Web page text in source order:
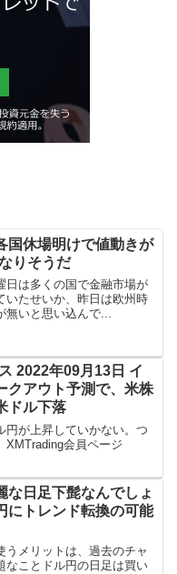
国休場明けで値動きが
りそうだ
日は多くの国で金融市場が
いたせいか、昨日は欧州時
無いと思い込んで...
2022年09月13日 イ
クアウト予測で、米株
ドル下落
円が上昇していかない。つ
XMTrading会員ページ
な日足下髭なんでしょ
にトレンド転換の可能
うメリットは、過去のチャ
なことドル円の日足は買い